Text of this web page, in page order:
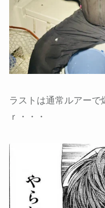
ラストは通常ルアーで
ｒ・・・